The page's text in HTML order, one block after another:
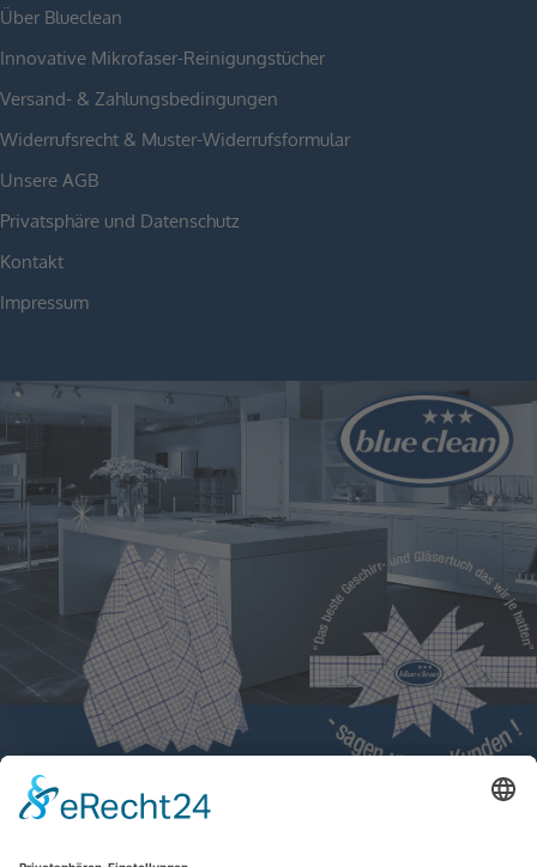
Über Blueclean
Innovative Mikrofaser-Reinigungstücher
Versand- & Zahlungsbedingungen
Widerrufsrecht & Muster-Widerrufsformular
Unsere AGB
Privatsphäre und Datenschutz
Kontakt
Impressum